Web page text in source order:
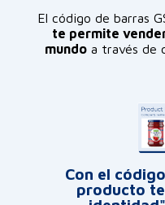
El código de barras
te permite
mundo a través de
Con el
producto